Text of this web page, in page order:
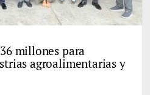
millones para
agroalimentarias y